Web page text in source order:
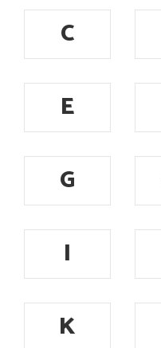
C
E
G
I
K